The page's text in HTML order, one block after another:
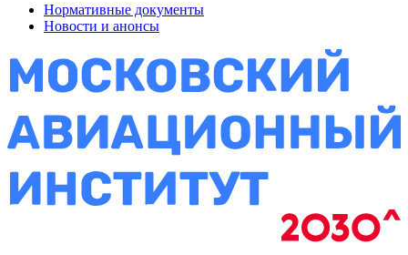
Нормативные документы
Новости и анонсы